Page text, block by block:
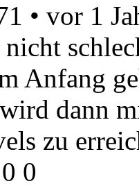
• vor 1
Anfang
dann
zu
0 0